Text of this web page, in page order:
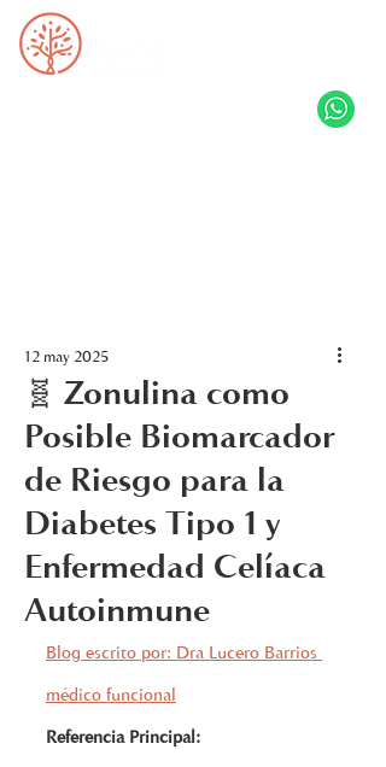
🧬 Zonulina como
Posible Biomarcador
de Riesgo para la
Diabetes Tipo 1 y
Enfermedad Celíaca
Autoinmune
12 may 2025
Blog escrito por: Dra Lucero Barrios
médico funcional
Referencia Principal: